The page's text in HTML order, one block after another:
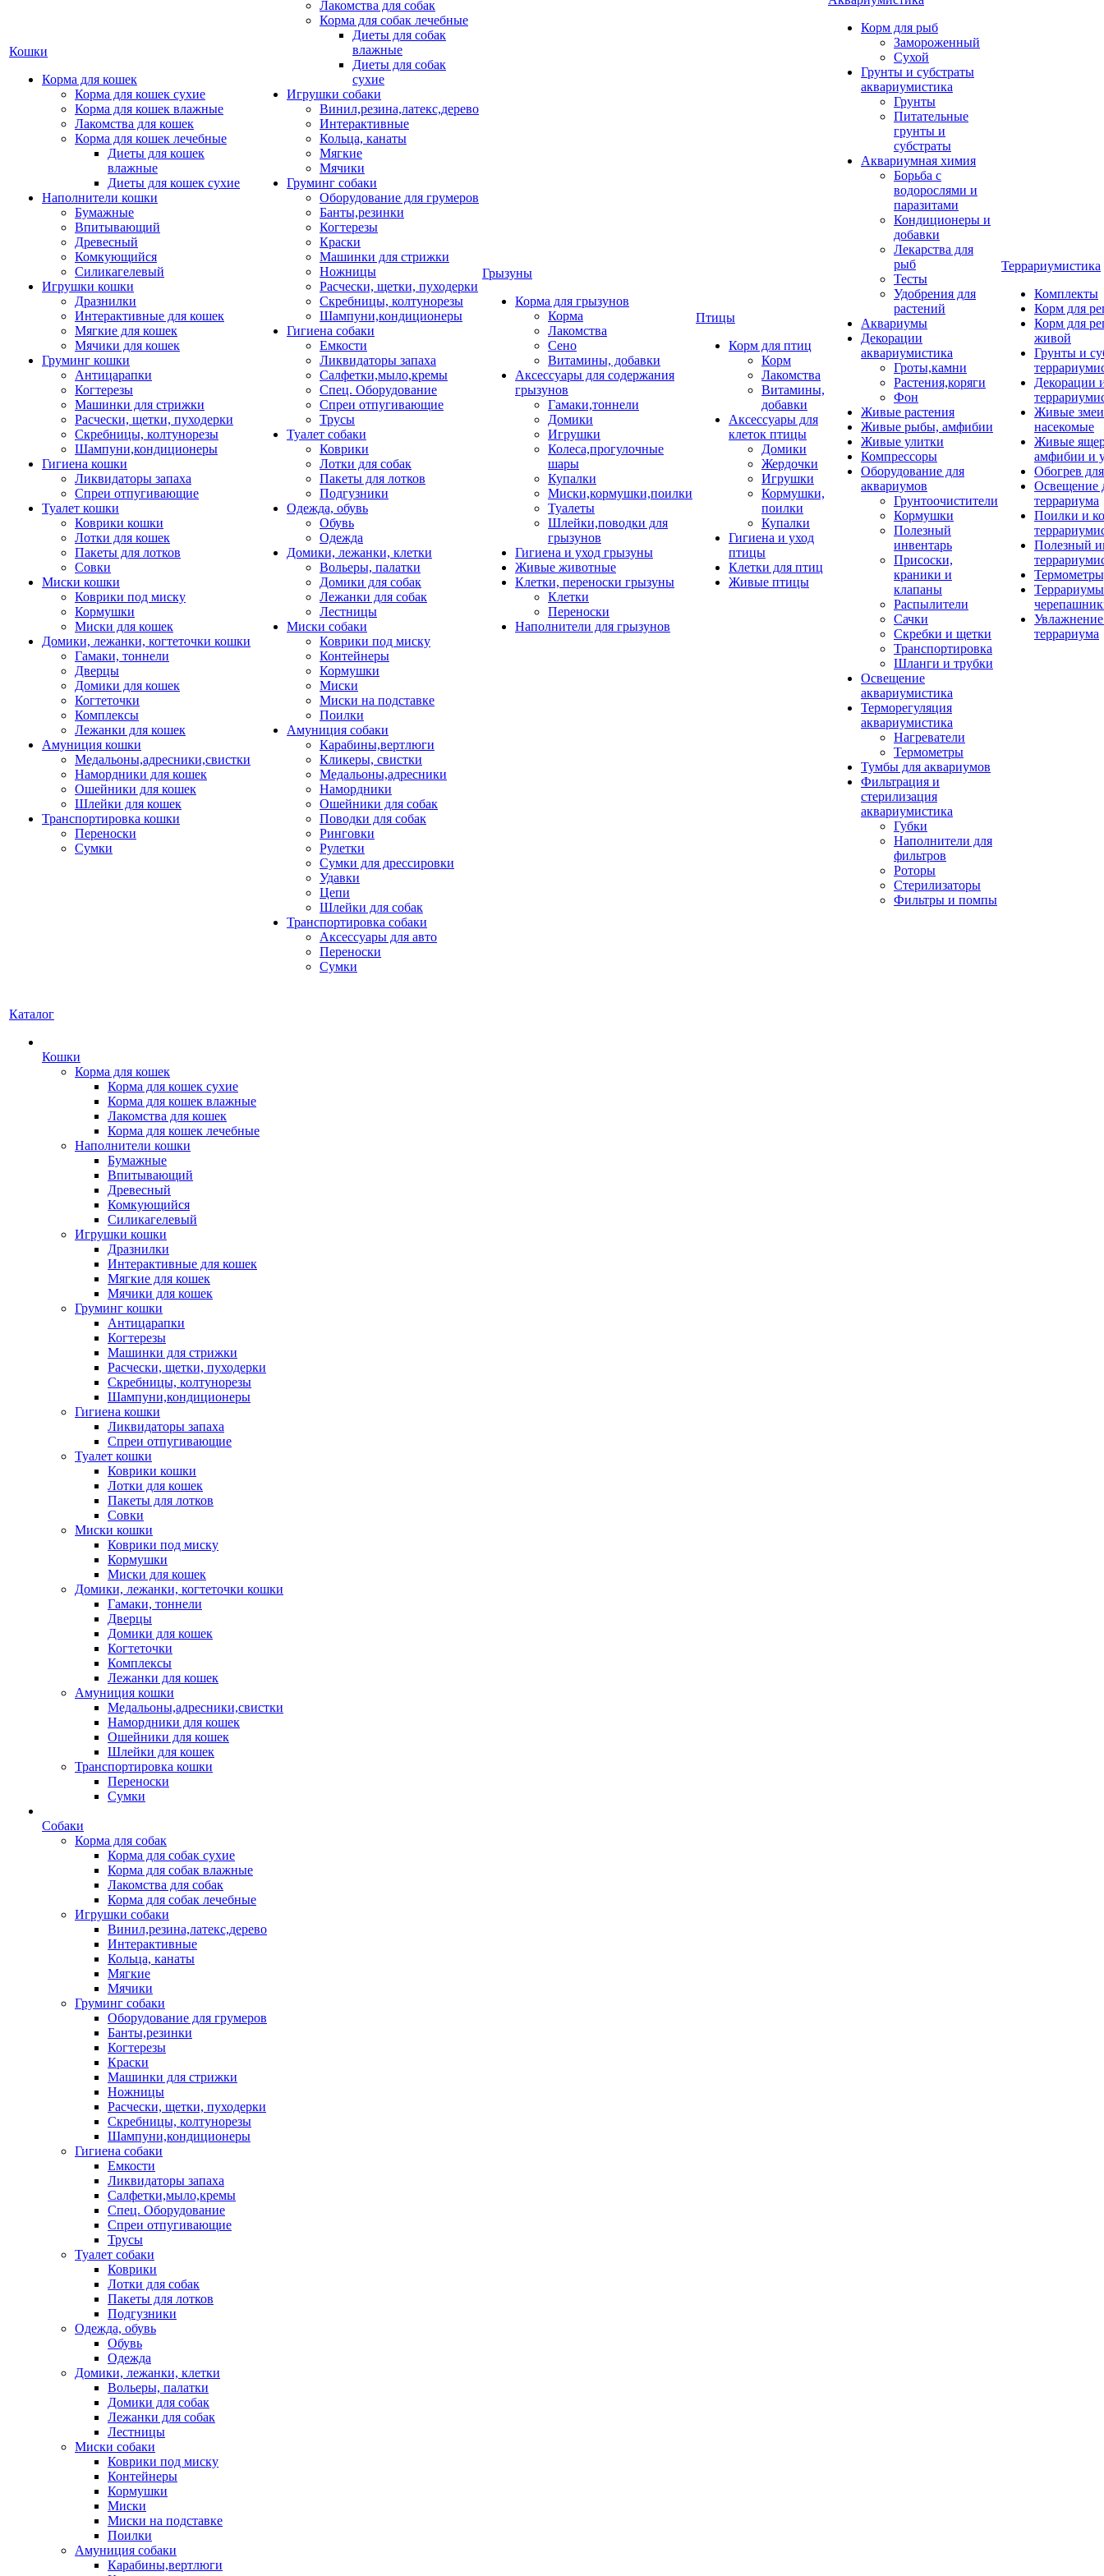
Кошки
Корма для кошек
Корма для кошек сухие
Корма для кошек влажные
Лакомства для кошек
Корма для кошек лечебные
Диеты для кошек
влажные
Диеты для кошек сухие
Наполнители кошки
Бумажные
Впитывающий
Древесный
Комкующийся
Силикагелевый
Игрушки кошки
Дразнилки
Интерактивные для кошек
Мягкие для кошек
Мячики для кошек
Груминг кошки
Антицарапки
Когтерезы
Машинки для стрижки
Расчески, щетки, пуходерки
Скребницы, колтунорезы
Шампуни,кондиционеры
Гигиена кошки
Ликвидаторы запаха
Спреи отпугивающие
Туалет кошки
Коврики кошки
Лотки для кошек
Пакеты для лотков
Совки
Миски кошки
Коврики под миску
Кормушки
Миски для кошек
Домики, лежанки, когтеточки кошки
Гамаки, тоннели
Дверцы
Домики для кошек
Когтеточки
Комплексы
Лежанки для кошек
Амуниция кошки
Медальоны,адресники,свистки
Намордники для кошек
Ошейники для кошек
Шлейки для кошек
Транспортировка кошки
Переноски
Сумки
Лакомства для собак
Корма для собак лечебные
Диеты для собак
влажные
Диеты для собак
сухие
Игрушки собаки
Винил,резина,латекс,дерево
Интерактивные
Кольца, канаты
Мягкие
Мячики
Груминг собаки
Оборудование для грумеров
Банты,резинки
Когтерезы
Краски
Машинки для стрижки
Ножницы
Расчески, щетки, пуходерки
Скребницы, колтунорезы
Шампуни,кондиционеры
Гигиена собаки
Емкости
Ликвидаторы запаха
Салфетки,мыло,кремы
Спец. Оборудование
Спреи отпугивающие
Трусы
Туалет собаки
Коврики
Лотки для собак
Пакеты для лотков
Подгузники
Одежда, обувь
Обувь
Одежда
Домики, лежанки, клетки
Вольеры, палатки
Домики для собак
Лежанки для собак
Лестницы
Миски собаки
Коврики под миску
Контейнеры
Кормушки
Миски
Миски на подставке
Поилки
Амуниция собаки
Карабины,вертлюги
Кликеры, свистки
Медальоны,адресники
Намордники
Ошейники для собак
Поводки для собак
Ринговки
Рулетки
Сумки для дрессировки
Удавки
Цепи
Шлейки для собак
Транспортировка собаки
Аксессуары для авто
Переноски
Сумки
Грызуны
Корма для грызунов
Корма
Лакомства
Сено
Витамины, добавки
Аксессуары для содержания
грызунов
Гамаки,тоннели
Домики
Игрушки
Колеса,прогулочные
шары
Купалки
Миски,кормушки,поилки
Туалеты
Шлейки,поводки для
грызунов
Гигиена и уход грызуны
Живые животные
Клетки, переноски грызуны
Клетки
Переноски
Наполнители для грызунов
Птицы
Корм для птиц
Корм
Лакомства
Витамины,
добавки
Аксессуары для
клеток птицы
Домики
Жердочки
Игрушки
Кормушки,
поилки
Купалки
Гигиена и уход
птицы
Клетки для птиц
Живые птицы
Корм для рыб
Замороженный
Сухой
Грунты и субстраты
аквариумистика
Грунты
Питательные
грунты и
субстраты
Аквариумная химия
Борьба с
водорослями и
паразитами
Кондиционеры и
добавки
Лекарства для
рыб
Тесты
Удобрения для
растений
Аквариумы
Декорации
аквариумистика
Гроты,камни
Растения,коряги
Фон
Живые растения
Живые рыбы, амфибии
Живые улитки
Компрессоры
Оборудование для
аквариумов
Грунтоочистители
Кормушки
Полезный
инвентарь
Присоски,
краники и
клапаны
Распылители
Сачки
Скребки и щетки
Транспортировка
Шланги и трубки
Освещение
аквариумистика
Терморегуляция
аквариумистика
Нагреватели
Термометры
Тумбы для аквариумов
Фильтрация и
стерилизация
аквариумистика
Губки
Наполнители для
фильтров
Роторы
Стерилизаторы
Фильтры и помпы
Террариумистика
Комплекты
Корм для
Корм для
живой
Грунты и
Декорации
Живые
насекомые
Живые
амфибии и
Обогрев
Освещение
террариума
Поилки и
Полезный
террариума
Каталог
Кошки
Корма для кошек
Корма для кошек сухие
Корма для кошек влажные
Лакомства для кошек
Корма для кошек лечебные
Наполнители кошки
Бумажные
Впитывающий
Древесный
Комкующийся
Силикагелевый
Игрушки кошки
Дразнилки
Интерактивные для кошек
Мягкие для кошек
Мячики для кошек
Груминг кошки
Антицарапки
Когтерезы
Машинки для стрижки
Расчески, щетки, пуходерки
Скребницы, колтунорезы
Шампуни,кондиционеры
Гигиена кошки
Ликвидаторы запаха
Спреи отпугивающие
Туалет кошки
Коврики кошки
Лотки для кошек
Пакеты для лотков
Совки
Миски кошки
Коврики под миску
Кормушки
Миски для кошек
Домики, лежанки, когтеточки кошки
Гамаки, тоннели
Дверцы
Домики для кошек
Когтеточки
Комплексы
Лежанки для кошек
Амуниция кошки
Медальоны,адресники,свистки
Намордники для кошек
Ошейники для кошек
Шлейки для кошек
Транспортировка кошки
Переноски
Сумки
Собаки
Корма для собак
Корма для собак сухие
Корма для собак влажные
Лакомства для собак
Корма для собак лечебные
Игрушки собаки
Винил,резина,латекс,дерево
Интерактивные
Кольца, канаты
Мягкие
Мячики
Груминг собаки
Оборудование для грумеров
Банты,резинки
Когтерезы
Краски
Машинки для стрижки
Ножницы
Расчески, щетки, пуходерки
Скребницы, колтунорезы
Шампуни,кондиционеры
Гигиена собаки
Емкости
Ликвидаторы запаха
Салфетки,мыло,кремы
Спец. Оборудование
Спреи отпугивающие
Трусы
Туалет собаки
Коврики
Лотки для собак
Пакеты для лотков
Подгузники
Одежда, обувь
Обувь
Одежда
Домики, лежанки, клетки
Вольеры, палатки
Домики для собак
Лежанки для собак
Лестницы
Миски собаки
Коврики под миску
Контейнеры
Кормушки
Миски
Миски на подставке
Поилки
Амуниция собаки
Карабины,вертлюги